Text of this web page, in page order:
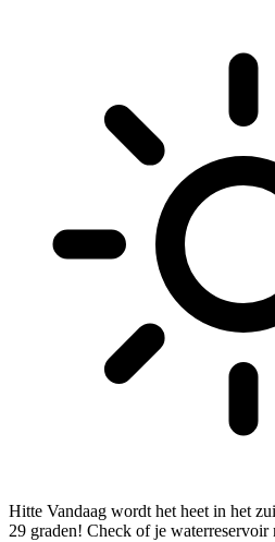
Hitte Vandaag wordt het heet in het
29 graden! Check of je